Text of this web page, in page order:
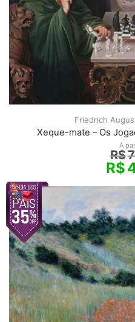
Friedrich
Xeque-mate – Os
A
R$
R$